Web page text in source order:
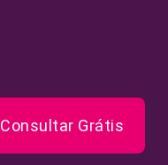
Consultar Grátis